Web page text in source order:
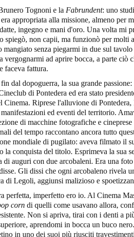
Tognoni e la Fabrundent: uno
appropriata alla missione, almeno per
ingegno e mani d'oro. Una volta mi
spiegò, non capii, ma funzionò per molti
mangiato senza piegarmi in due sul
vergognarmi ad aprire bocca, a parte
faceva fattura.
dal dopoguerra, la sua grande
di Pontedera ed era stato
Cinema. Riprese l'alluvione di
ed eventi del territorio.
di macchine fotografiche e
del tempo raccontano ancora tutto
mondiale di pugilato: aveva filmato il
la conquista del titolo. Esprimeva la sua
di auguri con due arcobaleni. Era una
Gli dissi che ogni arcobaleno rivela
di Legoli, aggiunsi malizioso e
perfetta, imperfetto ero io. Al Cinema
corn di quelli come usavano allora,
Non si apriva, tirai con i denti a
aprendomi in bocca un buco
in uno dei suoi più riusciti